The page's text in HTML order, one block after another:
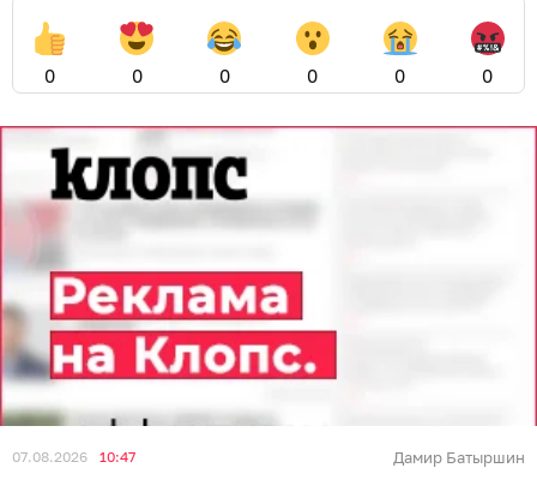
0 0 0 0 0 0
07.08.2026 10:47 Дамир Батыршин